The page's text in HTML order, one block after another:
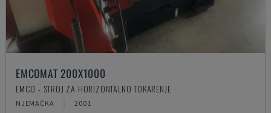
EMCOMAT 200X1000
EMCO - STROJ ZA HORIZONTALNO TOKARENJE
NJEMAČKA 2001